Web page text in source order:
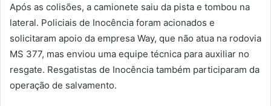
Após as colisões, a camionete saiu da pista e tombou na
lateral. Policiais de Inocência foram acionados e
solicitaram apoio da empresa Way, que não atua na rodovia
MS 377, mas enviou uma equipe técnica para auxiliar no
resgate. Resgatistas de Inocência também participaram da
operação de salvamento.